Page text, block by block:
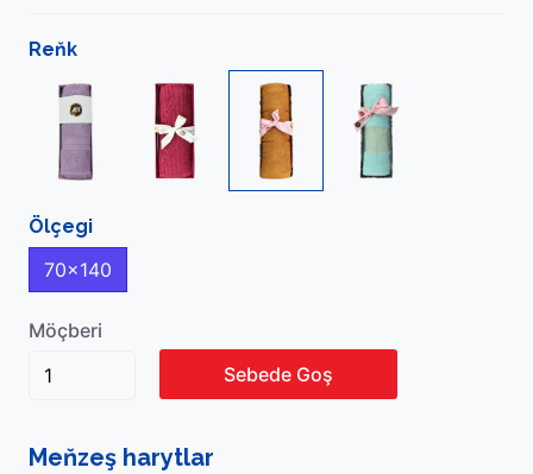
Reňk
Ölçegi
70x140
Möçberi
Sebede Goş
Meňzeş harytlar